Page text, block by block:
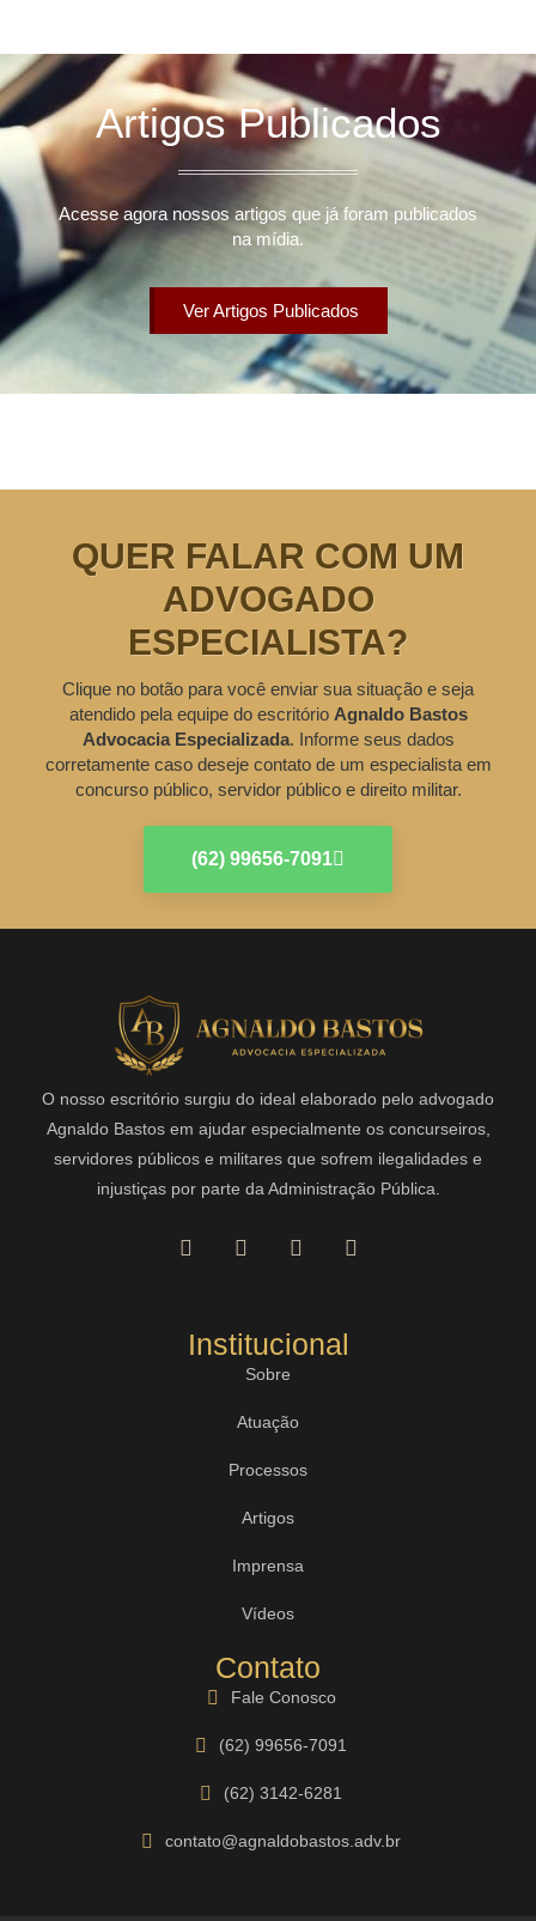
Artigos Publicados
Acesse agora nossos artigos que já foram publicados
na mídia.
Ver Artigos Publicados
QUER FALAR COM UM
ADVOGADO
ESPECIALISTA?
Clique no botão para você enviar sua situação e seja
atendido pela equipe do escritório Agnaldo Bastos
Advocacia Especializada. Informe seus dados
corretamente caso deseje contato de um especialista em
concurso público, servidor público e direito militar.
(62) 99656-7091
O nosso escritório surgiu do ideal elaborado pelo advogado
Agnaldo Bastos em ajudar especialmente os concurseiros,
servidores públicos e militares que sofrem ilegalidades e
injustiças por parte da Administração Pública.
Institucional
Sobre
Atuação
Processos
Artigos
Imprensa
Vídeos
Contato
Fale Conosco
(62) 99656-7091
(62) 3142-6281
contato@agnaldobastos.adv.br